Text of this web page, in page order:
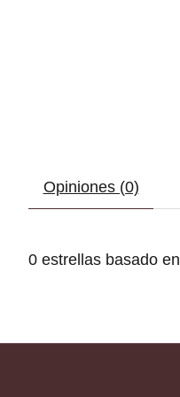
Opiniones (0)
0 estrellas basado en